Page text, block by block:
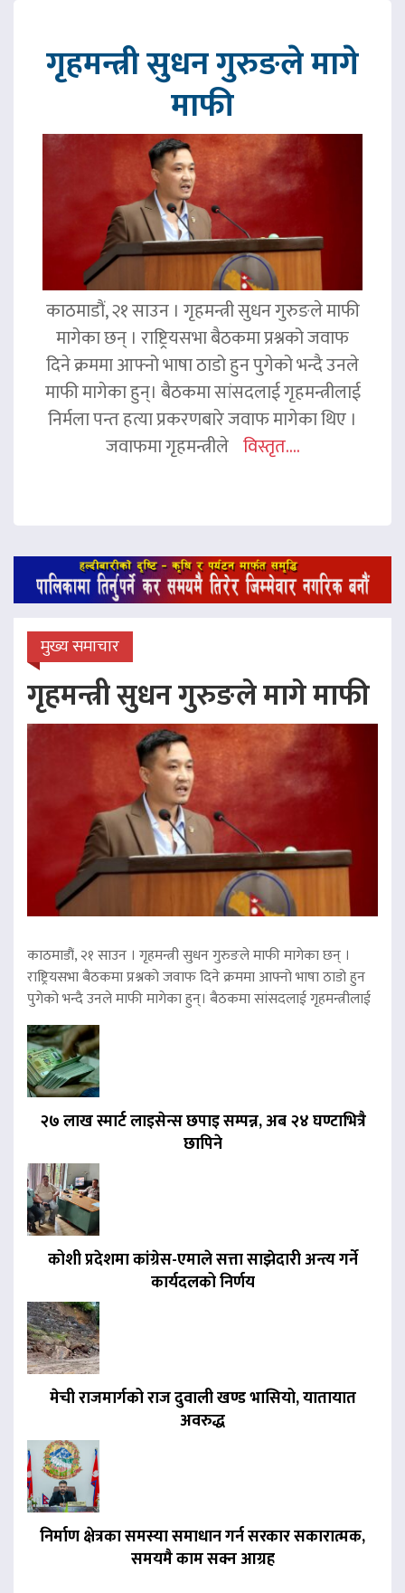
गृहमन्त्री सुधन गुरुङले मागे
माफी
काठमाडौं, २१ साउन । गृहमन्त्री सुधन गुरुङले माफी
मागेका छन् । राष्ट्रियसभा बैठकमा प्रश्नको जवाफ
दिने क्रममा आफ्नो भाषा ठाडो हुन पुगेको भन्दै उनले
माफी मागेका हुन्। बैठकमा सांसदलाई गृहमन्त्रीलाई
निर्मला पन्त हत्या प्रकरणबारे जवाफ मागेका थिए ।
जवाफमा गृहमन्त्रीले विस्तृत....
मुख्य समाचार
गृहमन्त्री सुधन गुरुङले मागे माफी
काठमाडौं, २१ साउन । गृहमन्त्री सुधन गुरुङले माफी मागेका छन् ।
राष्ट्रियसभा बैठकमा प्रश्नको जवाफ दिने क्रममा आफ्नो भाषा ठाडो हुन
पुगेको भन्दै उनले माफी मागेका हुन्। बैठकमा सांसदलाई गृहमन्त्रीलाई
२७ लाख स्मार्ट लाइसेन्स छपाइ सम्पन्न, अब २४ घण्टाभित्रै
छापिने
कोशी प्रदेशमा कांग्रेस-एमाले सत्ता साझेदारी अन्त्य गर्ने
कार्यदलको निर्णय
मेची राजमार्गको राज दुवाली खण्ड भासियो, यातायात
अवरुद्ध
निर्माण क्षेत्रका समस्या समाधान गर्न सरकार सकारात्मक,
समयमै काम सक्न आग्रह